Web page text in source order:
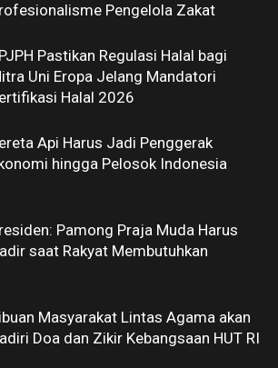
Pengelola Zakat
Pastikan Regulasi Halal bagi
Uni Eropa Jelang Mandatori
Halal 2026
Api Harus Jadi Penggerak
hingga Pelosok Indonesia
Pamong Praja Muda Harus
saat Rakyat Membutuhkan
Masyarakat Lintas Agama akan
Doa dan Zikir Kebangsaan HUT RI